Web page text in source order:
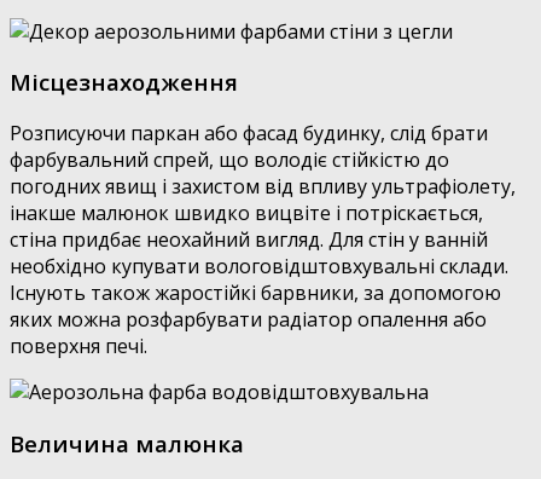
Місцезнаходження
Розписуючи паркан або фасад будинку, слід брати
фарбувальний спрей, що володіє стійкістю до
погодних явищ і захистом від впливу ультрафіолету,
інакше малюнок швидко вицвіте і потріскається,
стіна придбає неохайний вигляд. Для стін у ванній
необхідно купувати вологовідштовхувальні склади.
Існують також жаростійкі барвники, за допомогою
яких можна розфарбувати радіатор опалення або
поверхня печі.
Величина малюнка